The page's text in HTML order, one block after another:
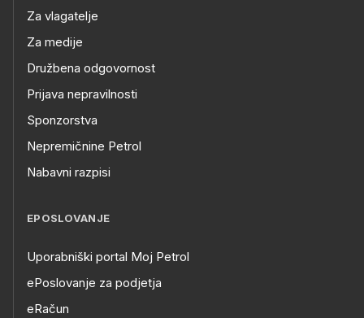
Za vlagatelje
Za medije
Družbena odgovornost
Prijava nepravilnosti
Sponzorstva
Nepremičnine Petrol
Nabavni razpisi
EPOSLOVANJE
Uporabniški portal Moj Petrol
ePoslovanje za podjetja
eRačun